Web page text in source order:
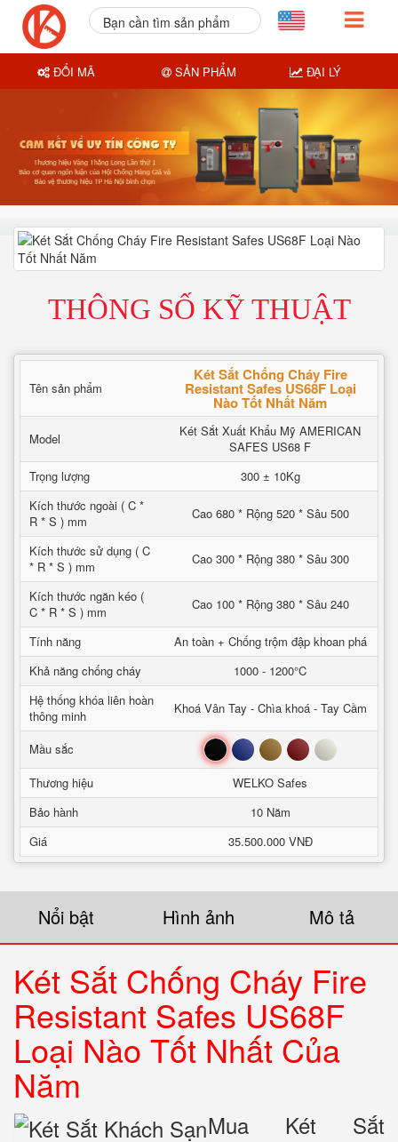
THÔNG SỐ KỸ THUẬT
Tên sản phẩm
Két Sắt Chống Cháy Fire
Resistant Safes US68F Loại
Nào Tốt Nhất Năm
Model
Két Sắt Xuất Khẩu Mỹ AMERICAN
SAFES US68 F
Trọng lượng
300 ± 10Kg
Kích thước ngoài ( C *
R * S ) mm
Cao 680 * Rộng 520 * Sâu 500
Kích thước sử dụng ( C
* R * S ) mm
Cao 300 * Rộng 380 * Sâu 300
Kích thước ngăn kéo (
C * R * S ) mm
Cao 100 * Rộng 380 * Sâu 240
Tính năng
An toàn + Chống trộm đập khoan phá
Khả năng chống cháy
1000 - 1200°C
Hệ thống khóa liên hoàn
thông minh
Khoá Vân Tay - Chìa khoá - Tay Cầm
Mầu sắc Đen Xanh Nâu Đỏ Trắng
Thương hiệu
WELKO Safes
Bảo hành
10 Năm
Giá
35.500.000 VNĐ
Nổi bật Hình ảnh Mô tả
Két Sắt Chống Cháy Fire
Resistant Safes US68F
Loại Nào Tốt Nhất Của
Năm
Mua Két Sắt
Bạn cần tìm sản phẩm
ĐỔI MÃ SẢN PHẨM ĐẠI LÝ